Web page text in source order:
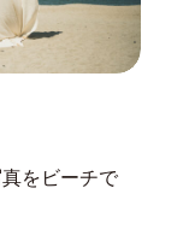
をビーチで